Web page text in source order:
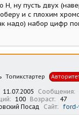
Н, ну пусть двух
и с плохим
надо) набор цифр
Топикстартер
11.07.2005 Сообщения
100 Возраст
47
Посад Сайт ford-